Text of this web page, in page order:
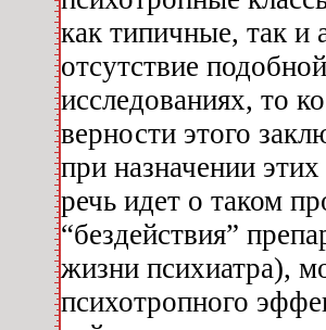
как типичные, так и
отсутствие
исследованиях, то
верности этого
при назначении
речь идет о таком
“бездействия”
жизни психиатра),
психотропного